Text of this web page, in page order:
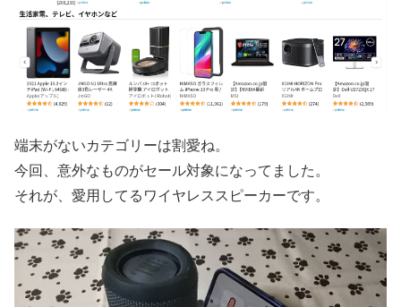
端末がないカテゴリーは割愛ね。
今回、意外なものがセール対象になってました。
それが、愛用してるワイヤレススピーカーです。